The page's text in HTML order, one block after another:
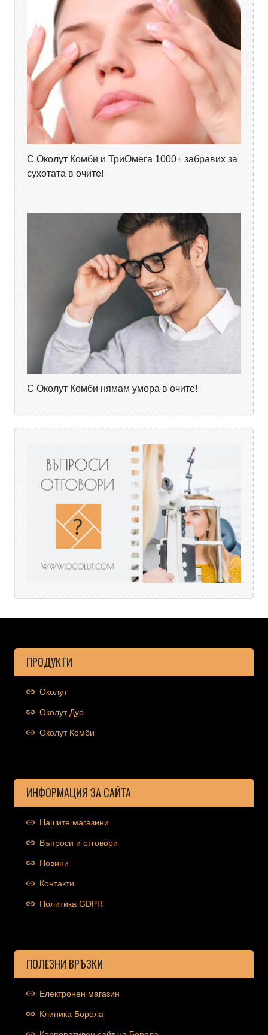
С Околут Комби и ТриОмега 1000+ забравих за
сухотата в очите!
С Околут Комби нямам умора в очите!
ПРОДУКТИ
Околут
Околут Дуо
Околут Комби
ИНФОРМАЦИЯ ЗА САЙТА
Нашите магазини
Въпроси и отговори
Новини
Контакти
Политика GDPR
ПОЛЕЗНИ ВРЪЗКИ
Електронен магазин
Клиника Борола